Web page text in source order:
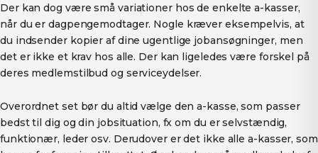
Der kan dog være små variationer hos de enkelte a-kasser,
når du er dagpengemodtager. Nogle kræver eksempelvis, at
du indsender kopier af dine ugentlige jobansøgninger, men
det er ikke et krav hos alle. Der kan ligeledes være forskel på
deres medlemstilbud og serviceydelser.
Overordnet set bør du altid vælge den a-kasse, som passer
bedst til dig og din jobsituation, fx om du er selvstændig,
funktionær, leder osv. Derudover er det ikke alle a-kasser, som